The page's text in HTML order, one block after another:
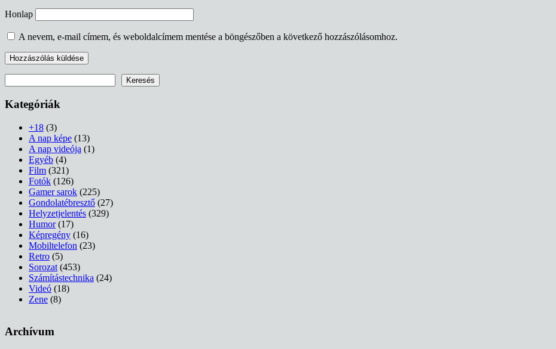
Honlap
A nevem, e-mail címem, és weboldalcímem mentése a böngészőben a következő hozzászólásomhoz.
Keresés
Kategóriák
+18 (3)
A nap képe (13)
A nap videója (1)
Egyéb (4)
Film (321)
Fotók (126)
Gamer sarok (225)
Gondolatébresztő (27)
Helyzetjelentés (329)
Humor(17)
Képregény (16)
Mobiltelefon (23)
Retro (5)
Sorozat (453)
Számítástechnika (24)
Videó (18)
Zene (8)
Archívum